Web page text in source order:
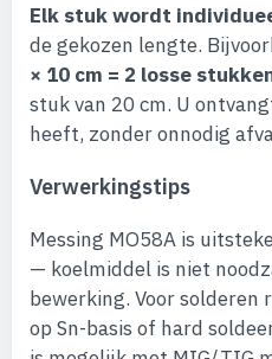
Elk stuk wordt
de gekozen lengte.
× 10 cm = 2 losse
stuk van 20 cm. U
heeft, zonder onnodig
Verwerkingstips
Messing MO58A is
— koelmiddel is niet
bewerking. Voor solderen
op Sn-basis of hard